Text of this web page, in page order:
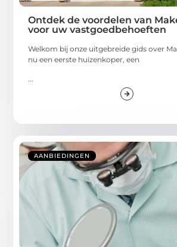
Ontdek de voordelen van
voor uw vastgoedbehoeften
Welkom bij onze uitgebreide gids over
nu een eerste huizenkoper, een
...
AANBIEDINGEN